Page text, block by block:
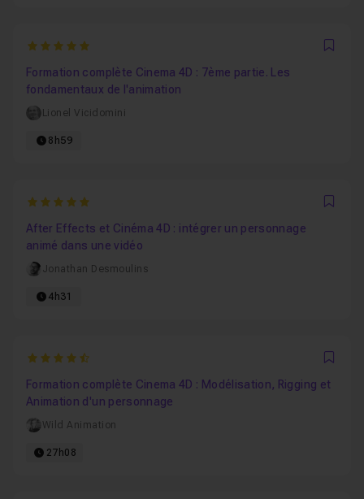
5
Formation complète Cinema 4D : 7ème partie. Les
fondamentaux de l'animation
Lionel Vicidomini
8h59
5
After Effects et Cinéma 4D : intégrer un personnage
animé dans une vidéo
Jonathan Desmoulins
4h31
4.4
Formation complète Cinema 4D : Modélisation, Rigging et
Animation d'un personnage
Wild Animation
27h08